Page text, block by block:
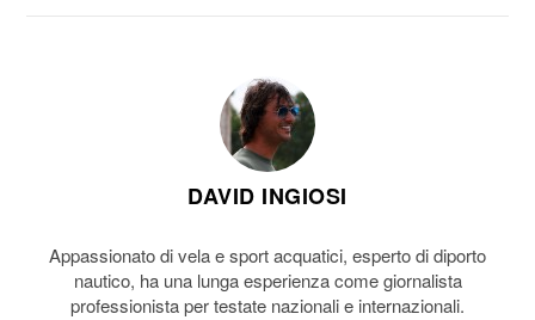
DAVID INGIOSI
Appassionato di vela e sport acquatici, esperto di diporto
nautico, ha una lunga esperienza come giornalista
professionista per testate nazionali e internazionali.